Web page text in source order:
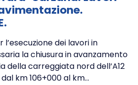
l’esecuzione dei lavori in
la chiusura in avanzamento
della carreggiata nord dell’A12
km 106+000 al km...